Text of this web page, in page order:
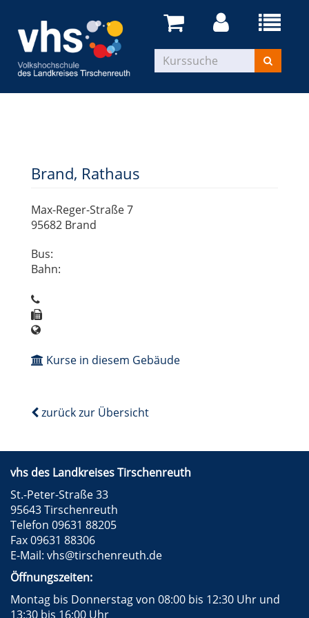
Brand, Rathaus
Max-Reger-Straße 7
95682 Brand
Bus:
Bahn:
Kurse in diesem Gebäude
zurück zur Übersicht
vhs des Landkreises Tirschenreuth
St.-Peter-Straße 33
95643 Tirschenreuth
Telefon 09631 88205
Fax 09631 88306
E-Mail: vhs@tirschenreuth.de
Öffnungszeiten:
Montag bis Donnerstag von 08:00 bis 12:30 Uhr und
13:30 bis 16:00 Uhr